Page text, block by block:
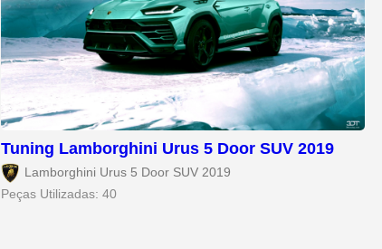
Tuning Lamborghini Urus 5 Door SUV 2019
Lamborghini Urus 5 Door SUV 2019
Peças Utilizadas: 40